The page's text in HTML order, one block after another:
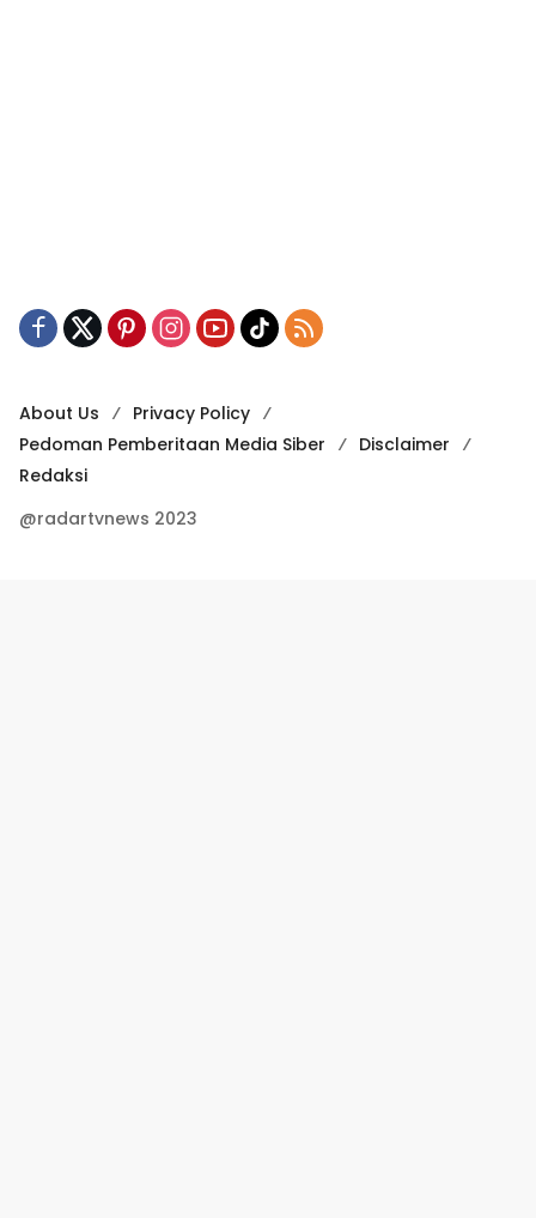
About Us
Privacy Policy
Pedoman Pemberitaan Media Siber
Disclaimer
Redaksi
@radartvnews 2023